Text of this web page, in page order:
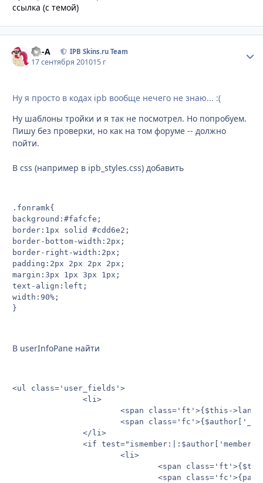
ссылка (с темой)
Ph-A IPB Skins.ru Team
17 сентября 201015 г
Ну я просто в кодах ipb вообще нечего не знаю... :(
Ну шаблоны тройки и я так не посмотрел. Но попробуем.
Пишу без проверки, но как на том форуме -- должно
пойти.
В css (например в ipb_styles.css) добавить
.fonramk{
background:#fafcfe;
border:1px solid #cdd6e2;
border-bottom-width:2px;
border-right-width:2px;
padding:2px 2px 2px 2px;
margin:3px 1px 3px 1px;
text-align:left;
width:90%;
}
В userInfoPane найти
<ul class='user_fields'>
               <li>
<span class='ft'>{$this-
<span
               </li>
<if
                       <li>
<span
<span